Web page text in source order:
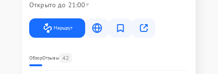
Открыто до 21:00
Маршрут
ОбзорОтзывы 42